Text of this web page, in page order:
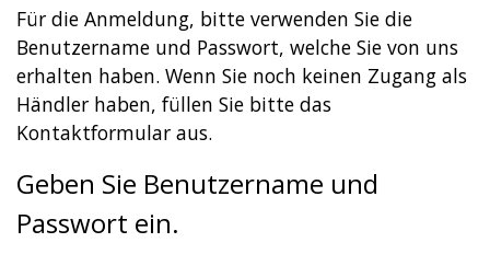
Für die Anmeldung, bitte verwenden Sie die
Benutzername und Passwort, welche Sie von uns
erhalten haben. Wenn Sie noch keinen Zugang als
Händler haben, füllen Sie bitte das
Kontaktformular aus.
Geben Sie Benutzername und
Passwort ein.